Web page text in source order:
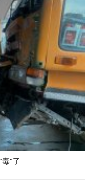
”了